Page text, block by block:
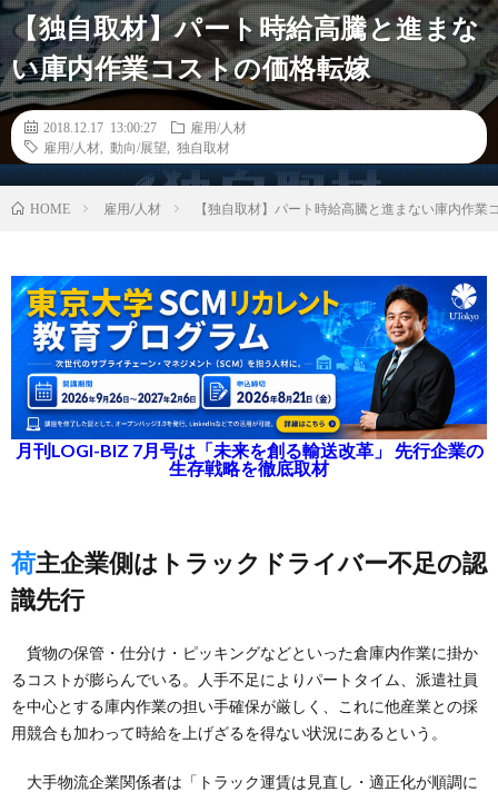
【独自取材】パート時給高騰と進まな
い庫内作業コストの価格転嫁
2018.12.17 13:00:27
雇用/人材
雇用/人材
動向/展望 独自取材
HOME 雇用/人材 【独自取材】パート時給高騰と進まない庫内作業
月刊LOGI-BIZ 7月号は「未来を創る輸送改革」 先行企業の
生存戦略を徹底取材
荷主企業側はトラックドライバー不足の認
識先行
貨物の保管・仕分け・ピッキングなどといった倉庫内作業に掛か
るコストが膨らんでいる。人手不足によりパートタイム、派遣社員
を中心とする庫内作業の担い手確保が厳しく、これに他産業との採
用競合も加わって時給を上げざるを得ない状況にあるという。
大手物流企業関係者は「トラック運賃は見直し・適正化が順調に